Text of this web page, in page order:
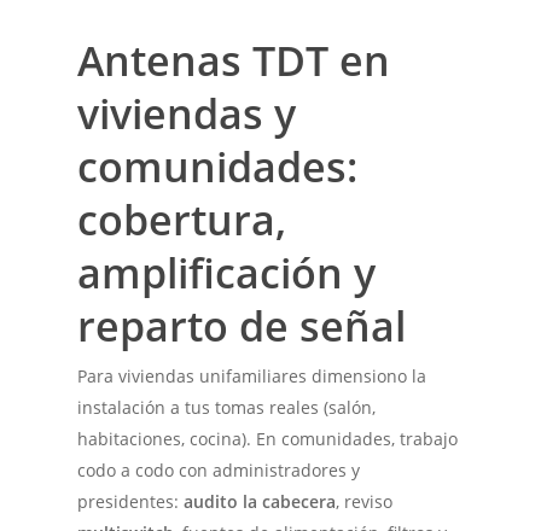
Antenas TDT en
viviendas y
comunidades:
cobertura,
amplificación y
reparto de señal
Para viviendas unifamiliares dimensiono la
instalación a tus tomas reales (salón,
habitaciones, cocina). En comunidades, trabajo
codo a codo con administradores y
presidentes:audito la cabecera, reviso